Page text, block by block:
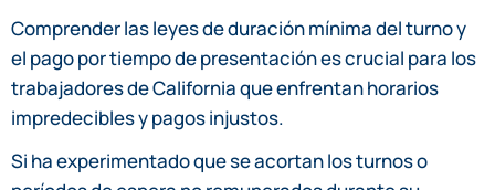
Comprender las leyes de duración mínima del turno y
el pago por tiempo de presentación es crucial para los
trabajadores de California que enfrentan horarios
impredecibles y pagos injustos.
Si ha experimentado que se acortan los turnos o